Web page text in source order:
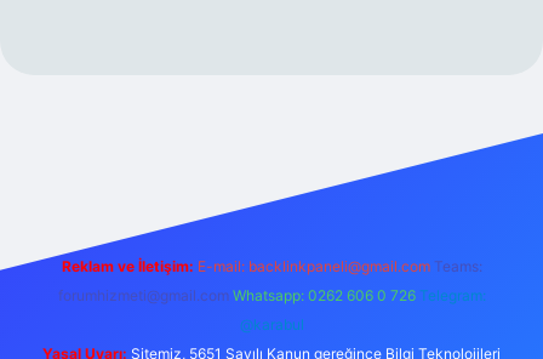
Reklam ve İletişim: E-mail: backlinkpaneli@gmail.com Teams:
forumhizmeti@gmail.com Whatsapp: 0262 606 0 726 Telegram:
@karabul
Yasal Uyarı: Sitemiz, 5651 Sayılı Kanun gereğince Bilgi Teknolojileri